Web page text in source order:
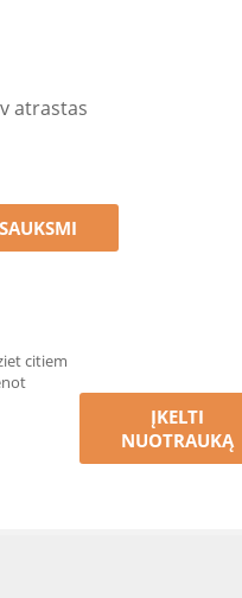
atrastas
citiem
ĮKELTI
NUOTRAUKĄ